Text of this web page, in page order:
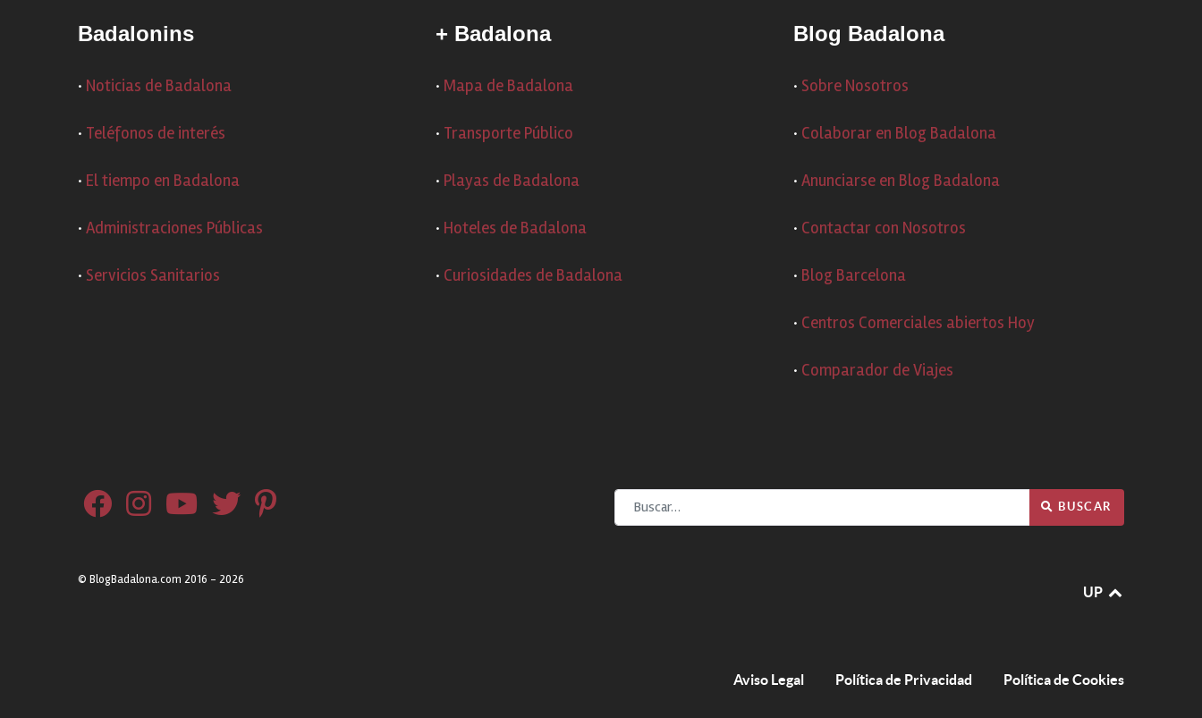
Badalonins
· Noticias de Badalona
· Teléfonos de interés
· El tiempo en Badalona
· Administraciones Públicas
· Servicios Sanitarios
+ Badalona
· Mapa de Badalona
· Transporte Público
· Playas de Badalona
· Hoteles de Badalona
· Curiosidades de Badalona
Blog Badalona
· Sobre Nosotros
· Colaborar en Blog Badalona
· Anunciarse en Blog Badalona
· Contactar con Nosotros
· Blog Barcelona
· Centros Comerciales abiertos Hoy
· Comparador de Viajes
Buscar BUSCAR
© BlogBadalona.com 2016 - 2026
UP
Aviso Legal Política de Privacidad Política de Cookies